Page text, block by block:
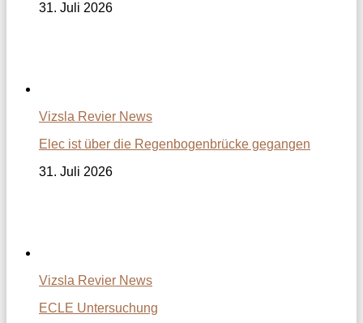
31. Juli 2026
Vizsla Revier News
Elec ist über die Regenbogenbrücke gegangen
31. Juli 2026
Vizsla Revier News
ECLE Untersuchung